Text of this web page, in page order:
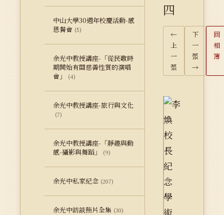
中山大學30週年校慶活動-感
恩餐會 (5)
余光中教授講座-「從民歌時
期開始有關慈善性質的演唱
會」
(4)
余光中教授講座-旅行與文化
(7)
余光中教授講座-「靜趣與動
感-攝影與舞蹈」
(9)
余光中私家紀念 (207)
余光中訪談照片全集 (30)
四
←
上
一
張
下
一
張
→
回
相
簿